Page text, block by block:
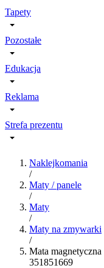
Tapety
Pozostałe
Edukacja
Reklama
Strefa prezentu
Naklejkomania
/
Maty / panele
/
Maty
/
Maty na zmywarki
/
Mata
351851669